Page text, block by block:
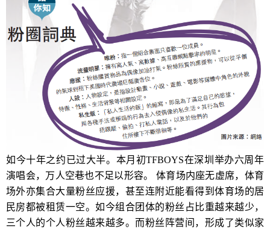
如今十年之约已过大半。本月初TFBOYS在深圳举办六周年
演唱会，万人空巷也不足以形容。 体育场内座无虚席，体育
场外亦集合大量粉丝应援，甚至连附近能看得到体育场的居
民房都被租赁一空。如今组合团体的粉丝占比重越来越少，
三个人的个人粉丝越来越多。而粉丝阵营间，形成了类似家